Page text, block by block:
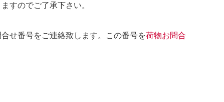
すのでご了承下さい。
せ番号をご連絡致します。この番号を荷物お問合